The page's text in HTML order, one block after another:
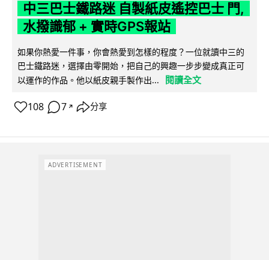
中三巴士鐵路迷 自製紙皮遙控巴士 門,
水撥識郁 + 實時GPS報站
如果你熱愛一件事，你會熱愛到怎樣的程度？一位就讀中三的
巴士鐵路迷，選擇由零開始，把自己的興趣一步步變成真正可
以運作的作品。他以紙皮親手製作出...
閱讀全文
108 7 ↗ 分享
ADVERTISEMENT